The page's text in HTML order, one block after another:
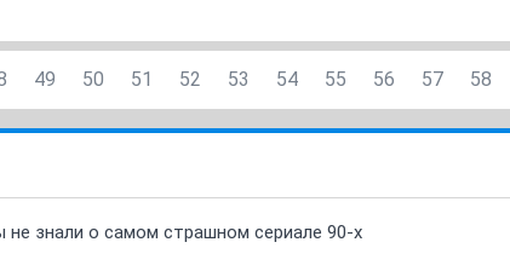
49 50 51 52 53 54 55 56 57 58
не знали о самом страшном сериале 90-х